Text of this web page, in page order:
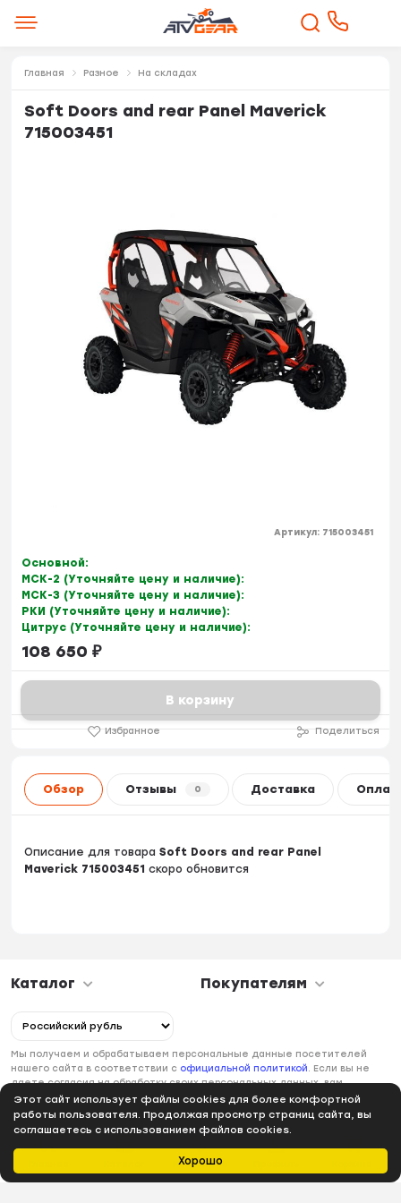
Хорошо
Этот сайт использует файлы cookies для более комфортной
работы пользователя. Продолжая просмотр страниц сайта, вы
соглашаетесь с использованием файлов cookies.
Избранное
Главная Разное На складах
Soft Doors and rear Panel Maverick
715003451
Артикул: 715003451
Основной:
МСК-2 (Уточняйте цену и наличие):
МСК-3 (Уточняйте цену и наличие):
РКИ (Уточняйте цену и наличие):
Цитрус (Уточняйте цену и наличие):
108 650 ₽
В корзину
Избранное Поделиться
Обзор Отзывы 0 Доставка
Описание для товараSoft Doors and rear Panel
Maverick 715003451 скоро обновится
Каталог Покупателям
Мы получаем и обрабатываем персональные данные посетителей
нашего сайта в соответствии с официальной политикой
. Если вы не
даете согласия на обработку своих персональных данных, вам
необходимо покинуть наш сайт.